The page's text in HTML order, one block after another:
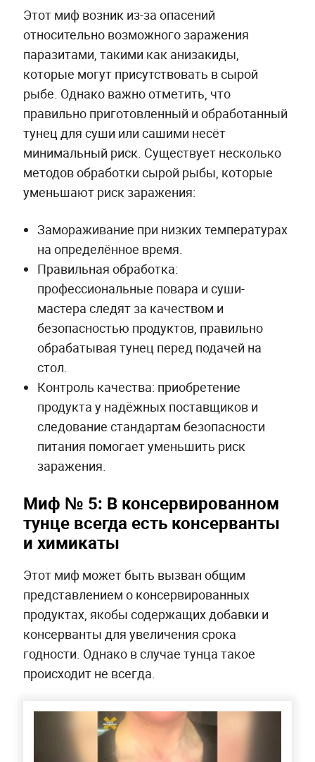
Этот миф возник из-за опасений
относительно возможного заражения
паразитами, такими как анизакиды,
которые могут присутствовать в сырой
рыбе. Однако важно отметить, что
правильно приготовленный и обработанный
тунец для суши или сашими несёт
минимальный риск. Существует несколько
методов обработки сырой рыбы, которые
уменьшают риск заражения:
Замораживание при низких температурах
на определённое время.
Правильная обработка:
профессиональные повара и суши-
мастера следят за качеством и
безопасностью продуктов, правильно
обрабатывая тунец перед подачей на
стол.
Контроль качества: приобретение
продукта у надёжных поставщиков и
следование стандартам безопасности
питания помогает уменьшить риск
заражения.
Миф № 5: В консервированном
тунце всегда есть консерванты
и химикаты
Этот миф может быть вызван общим
представлением о консервированных
продуктах, якобы содержащих добавки и
консерванты для увеличения срока
годности. Однако в случае тунца такое
происходит не всегда.